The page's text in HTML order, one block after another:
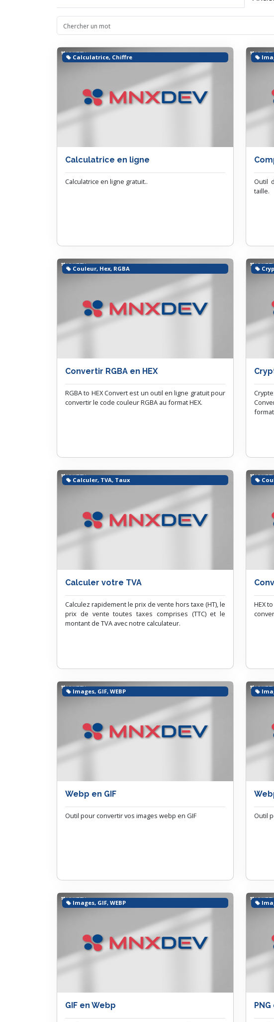
Calculatrice en ligne
Calculatrice en ligne gratuit..
Calculatrice, Chiffre
Outil
taille.
Convertir RGBA en HEX
RGBA to HEX Convert est un outil en ligne gratuit pour
convertir le code couleur RGBA au format HEX.
Couleur, Hex, RGBA
Calculer votre TVA
Calculez rapidement le prix de vente hors taxe (HT), le
prix de vente toutes taxes comprises (TTC) et le
montant de TVA avec notre calculateur.
Calculer, TVA, Taux
HEX
Webp en GIF
Outil pour convertir vos images webp en GIF
Images, GIF, WEBP
Outil
GIF en Webp
Images, GIF, WEBP